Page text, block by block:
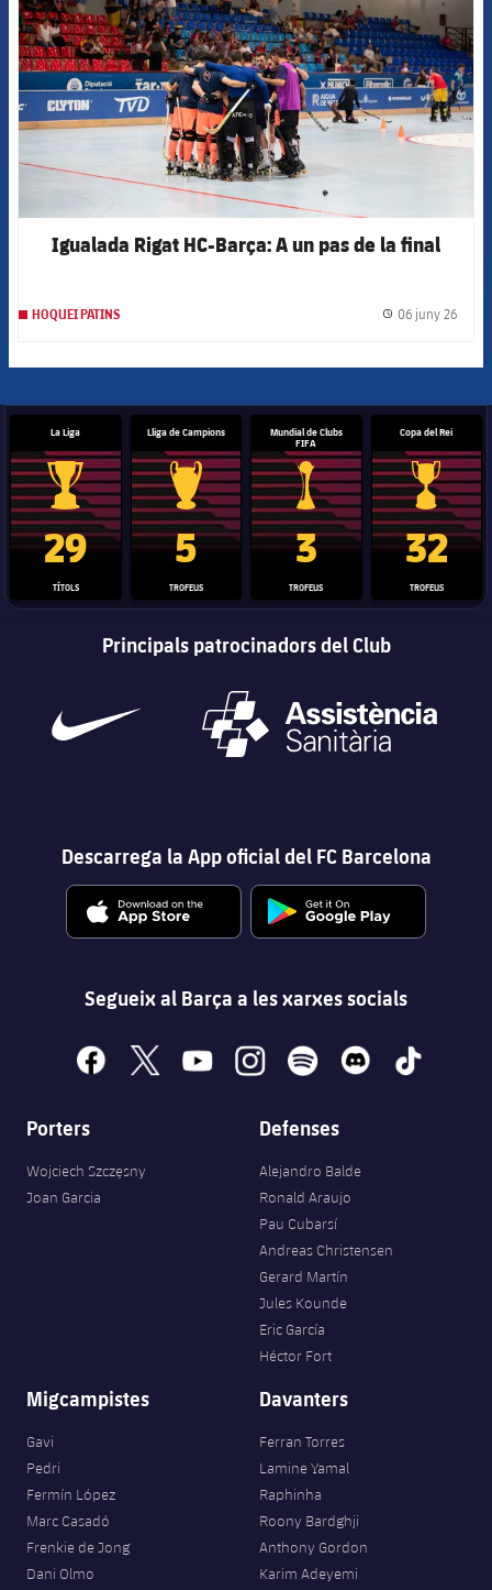
Igualada Rigat HC-Barça: A un pas de la final
HOQUEI PATINS 06 juny 26
La Liga
Trofeu de la Liga
29
TÍTOLS
Lliga de Campions
Trofeu de la Lliga de Campions
5
TROFEUS
Mundial de Clubs
FIFA
Trofeu del Mundial de Clubs
3
TROFEUS
Copa del Rei
Copa del
32
TROFEUS
Principals patrocinadors del Club
Descarrega la App oficial del FC Barcelona
Segueix al Barça a les xarxes socials
facebook
x youtubeinstagramspotify discord tiktok
Porters
Wojciech Szczęsny
Joan Garcia
Defenses
Alejandro Balde
Ronald Araujo
Pau Cubarsí
Andreas Christensen
Gerard Martín
Jules Kounde
Eric García
Héctor Fort
Migcampistes
Gavi
Pedri
Fermín López
Marc Casadó
Frenkie de Jong
Dani Olmo
Davanters
Ferran Torres
Lamine Yamal
Raphinha
Roony Bardghji
Anthony Gordon
Karim Adeyemi